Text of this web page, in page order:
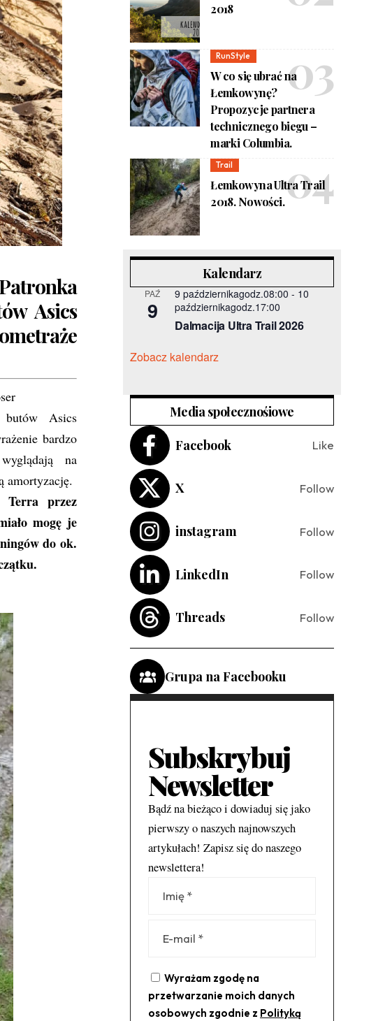
Asics
Asics
bardzo
na
amortyzację.
Terra przez
mogę je
do ok.
2018
RunStyle
W co się ubrać na
Łemkowynę?
Propozycje partnera
technicznego biegu –
marki Columbia.
Trail
Łemkowyna Ultra Trail
2018. Nowości.
Kalendarz
PAŹ
9
9 październikagodz.08:00 - 10
październikagodz.17:00
Dalmacija Ultra Trail 2026
Zobacz kalendarz
Media społecznośiowe
Facebook
Like
X Follow
instagram Follow
LinkedIn Follow
Threads Follow
Grupa na Facebooku
Subskrybuj
Newsletter
Bądź na bieżąco i dowiaduj się jako
pierwszy o naszych najnowszych
artykułach! Zapisz się do naszego
newslettera!
Wyrażam zgodę na
przetwarzanie moich danych
osobowych zgodnie z Polityką
Alternative: